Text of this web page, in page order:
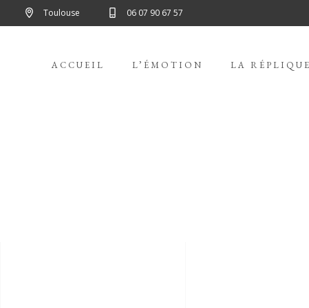
Toulouse 06 07 90 67 57
ACCUEIL L’ÉMOTION LA RÉPLIQUE